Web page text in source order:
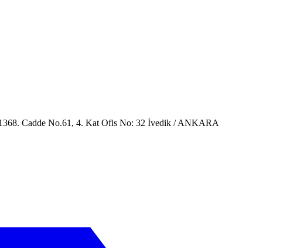
Cadde No.61, 4. Kat Ofis No: 32 İvedik / ANKARA